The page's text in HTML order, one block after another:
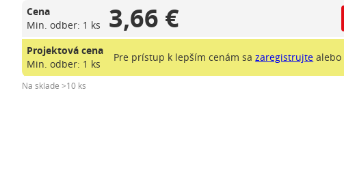
Cena
Min. odber: 1 ks 3,66 €
Projektová cena
Min. odber: 1 ks
Pre prístup k lepším cenám sazaregistrujte alebo
Na sklade >10 ks